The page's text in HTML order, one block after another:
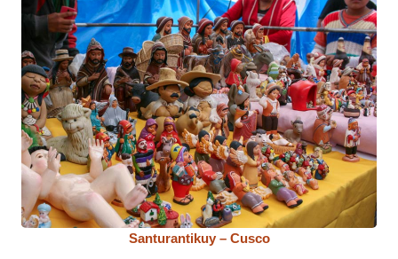
Santurantikuy – Cusco